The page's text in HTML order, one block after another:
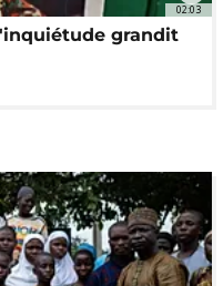
02:03
grandit